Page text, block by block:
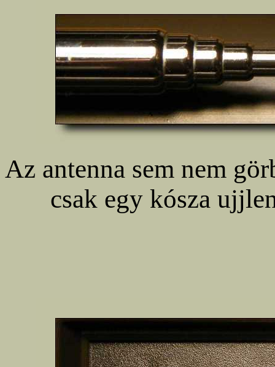
Az antenna sem nem
csak egy kósza